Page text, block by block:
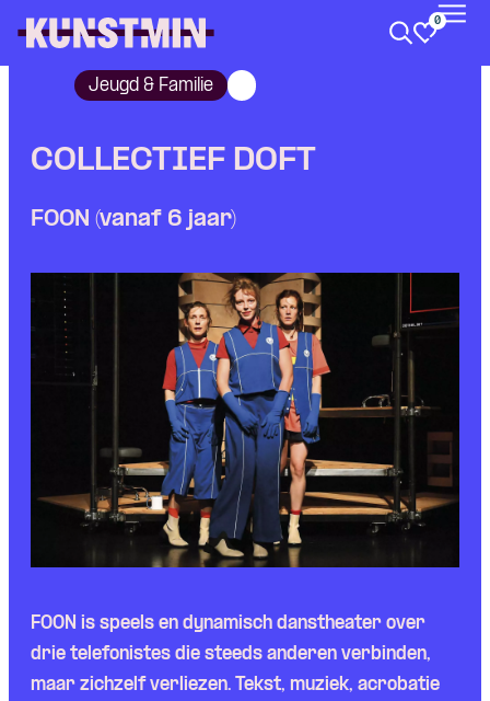
Skip navigatie
0
Jeugd & Familie
COLLECTIEF DOFT
FOON (vanaf 6 jaar)
FOON is speels en dynamisch danstheater over
drie telefonistes die steeds anderen verbinden,
maar zichzelf verliezen. Tekst, muziek, acrobatie